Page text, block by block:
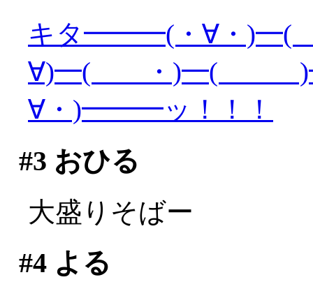
キタ━━━(・∀・)━(
∀)━( ・)━(
∀・)━━━ッ！！！
#3 おひる
大盛りそばー
#4よる